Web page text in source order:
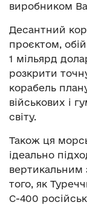
виробником
Десантний
проєктом,
1 мільярд
розкрити
корабель
військових і
світу.
Також ця
ідеально
вертикальним
того, як
С-400